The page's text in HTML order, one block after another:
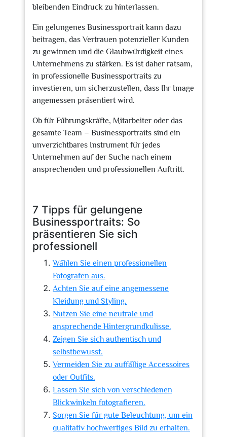
bleibenden Eindruck zu hinterlassen.
Ein gelungenes Businessportrait kann dazu
beitragen, das Vertrauen potenzieller Kunden
zu gewinnen und die Glaubwürdigkeit eines
Unternehmens zu stärken. Es ist daher ratsam,
in professionelle Businessportraits zu
investieren, um sicherzustellen, dass Ihr Image
angemessen präsentiert wird.
Ob für Führungskräfte, Mitarbeiter oder das
gesamte Team – Businessportraits sind ein
unverzichtbares Instrument für jedes
Unternehmen auf der Suche nach einem
ansprechenden und professionellen Auftritt.
7 Tipps für gelungene
Businessportraits: So
präsentieren Sie sich
professionell
Wählen Sie einen professionellen
Fotografen aus.
Achten Sie auf eine angemessene
Kleidung und Styling.
Nutzen Sie eine neutrale und
ansprechende Hintergrundkulisse.
Zeigen Sie sich authentisch und
selbstbewusst.
Vermeiden Sie zu auffällige Accessoires
oder Outfits.
Lassen Sie sich von verschiedenen
Blickwinkeln fotografieren.
Sorgen Sie für gute Beleuchtung, um ein
qualitativ hochwertiges Bild zu erhalten.